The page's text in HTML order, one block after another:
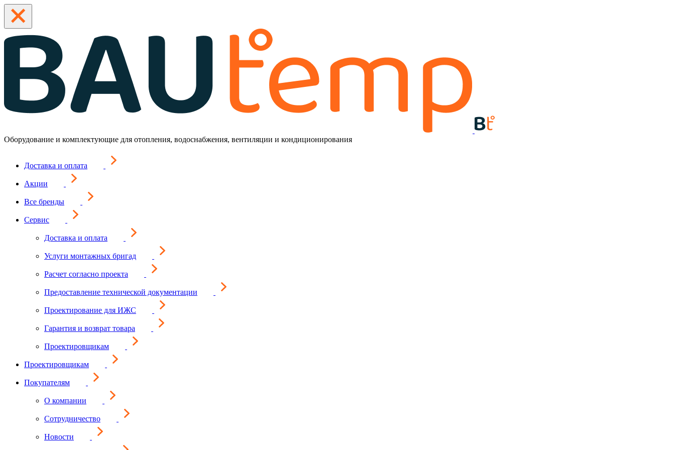
Оборудование и комплектующие для отопления, водоснабжения, вентиляции и кондиционирования
Доставка и оплата
Акции
Все бренды
Сервис
Доставка и оплата
Услуги монтажных бригад
Расчет согласно проекта
Предоставление технической документации
Проектирование для ИЖС
Гарантия и возврат товара
Проектировщикам
Проектировщикам
Покупателям
О компании
Сотрудничество
Новости